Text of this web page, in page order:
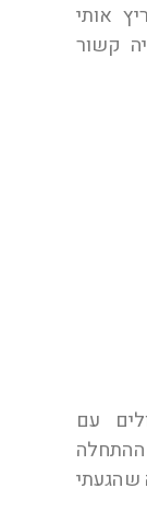
אותי
קשור
עם
שהגעתי